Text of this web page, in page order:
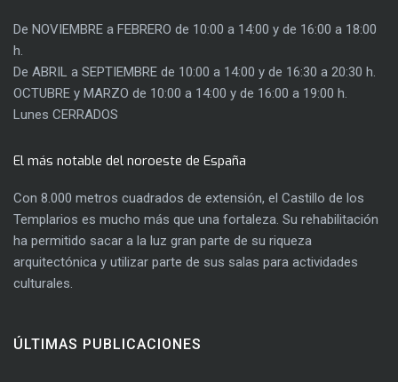
De NOVIEMBRE a FEBRERO de 10:00 a 14:00 y de 16:00 a 18:00
h.
De ABRIL a SEPTIEMBRE de 10:00 a 14:00 y de 16:30 a 20:30 h.
OCTUBRE y MARZO de 10:00 a 14:00 y de 16:00 a 19:00 h.
Lunes CERRADOS
El más notable del noroeste de España
Con 8.000 metros cuadrados de extensión, el Castillo de los
Templarios es mucho más que una fortaleza. Su rehabilitación
ha permitido sacar a la luz gran parte de su riqueza
arquitectónica y utilizar parte de sus salas para actividades
culturales.
ÚLTIMAS PUBLICACIONES